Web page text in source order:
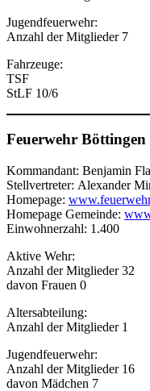
Jugendfeuerwehr:
Anzahl der Mitglieder 7
Fahrzeuge:
TSF
StLF 10/6
Feuerwehr Böttingen
Kommandant: Benjamin
Stellvertreter: Alexander
Homepage:
Homepage Gemeinde:
Einwohnerzahl: 1.400
Aktive Wehr:
Anzahl der Mitglieder 32
davon Frauen 0
Altersabteilung:
Anzahl der Mitglieder 1
Jugendfeuerwehr:
Anzahl der Mitglieder 16
davon Mädchen 7